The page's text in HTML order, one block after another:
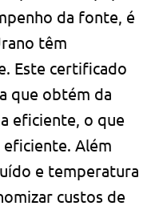
da fonte, é
têm
Este certificado
que obtém da
eficiente, o que
Além
e temperatura
custos de